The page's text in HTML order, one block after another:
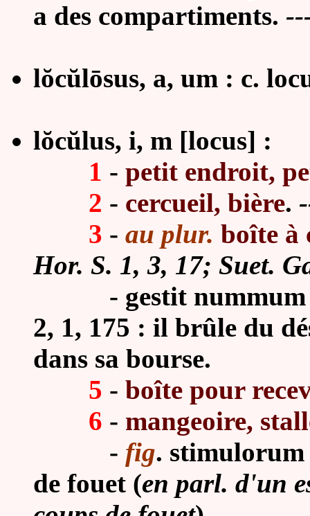
a des compartiments.
lŏcŭlōsus, a, um : c.
lŏcŭlus, i, m [locus] :
1 - petit endroit,
2 - cercueil, bière.
3 - au plur. boîte à
Hor. S. 1, 3, 17; Suet.
- gestit
2, 1, 175 : il brûle du
dans sa bourse.
5 - boîte pour
6 - mangeoire,
- fig.
de fouet (en parl. d'un